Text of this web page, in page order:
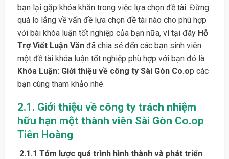
bạn lại gặp khóa khăn trong việc lựa chọn đề tài. Đừng
quá lo lắng về vấn đề lựa chọn đề tài nào cho phù hợp
với bài khóa luận tốt nghiệp của bạn nữa, vì tại đây Hỗ
Trợ Viết Luận Vănđã chia sẻ đến các bạn sinh viên
một đề tài khóa luận tốt nghiệp phù hợp với bạn đó là:
Khóa Luận: Giới thiệu về công ty Sài Gòn Co.op các
bạn cùng tham khảo nhé.
2.1. Giới thiệu về công ty trách nhiệm
hữu hạn một thành viên Sài Gòn Co.op
Tiên Hoàng
2.1.1 Tóm lược quá trình hình thành và phát triển